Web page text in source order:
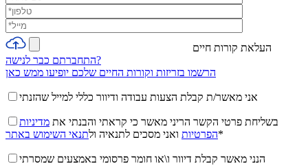
העלאת קורות חיים
התחברתם כבר לנישה?
הרשמו בזריזות וקורות החיים שלכם יופיעו ממש כאן
אני מאשר/ת קבלת הצעות עבודה ודיוור כללי למייל שהזנתי
בשליחת פרטי הקשר הריני מאשר כי קראתי והבנתי את מדיניות
הפרטיות ואני מסכים לתנאיה ולתנאי השימוש באתר *
הנני מאשר קבלת דיוור ו\או חומר פרסומי באמצעים שמסרתי